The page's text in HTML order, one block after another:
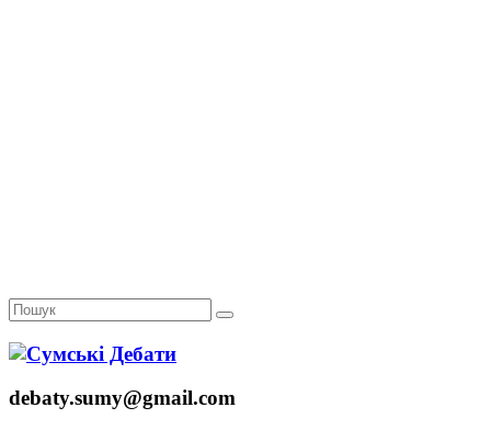
debaty.sumy@gmail.com